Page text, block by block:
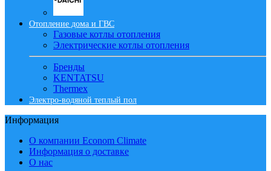
Отопление дома и ГВС
Газовые котлы отопления
Электрические котлы отопления
Бренды
KENTATSU
Thermex
Электро-водяной теплый пол
Информация
О компании Econom Climate
Информация о доставке
О нас